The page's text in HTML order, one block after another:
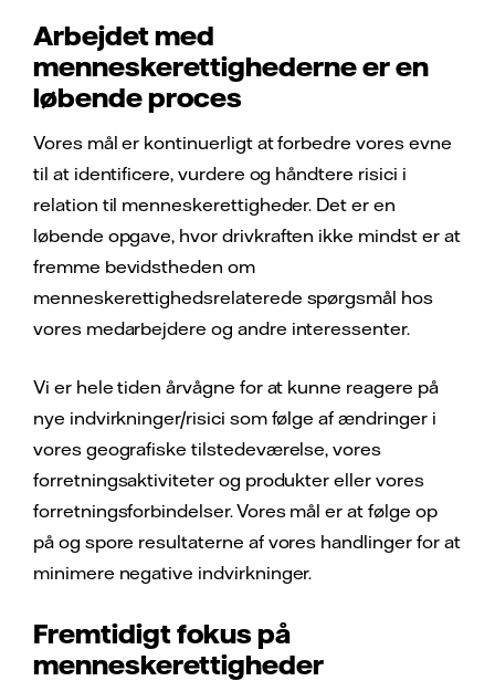
Arbejdet med
menneskerettighederne er en
løbende proces
Vores mål er kontinuerligt at forbedre vores evne
til at identificere, vurdere og håndtere risici i
relation til menneskerettigheder. Det er en
løbende opgave, hvor drivkraften ikke mindst er at
fremme bevidstheden om
menneskerettighedsrelaterede spørgsmål hos
vores medarbejdere og andre interessenter.
Vi er hele tiden årvågne for at kunne reagere på
nye indvirkninger/risici som følge af ændringer i
vores geografiske tilstedeværelse, vores
forretningsaktiviteter og produkter eller vores
forretningsforbindelser. Vores mål er at følge op
på og spore resultaterne af vores handlinger for at
minimere negative indvirkninger.
Fremtidigt fokus på
menneskerettigheder